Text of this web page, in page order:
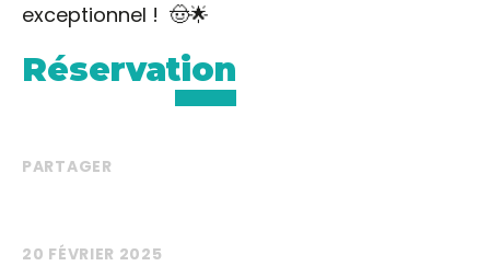
exceptionnel ! 🤠🌟
Réservation
PARTAGER
20 FÉVRIER 2025